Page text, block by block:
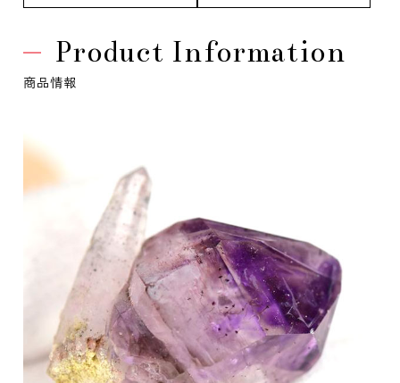
Product Information
商品情報